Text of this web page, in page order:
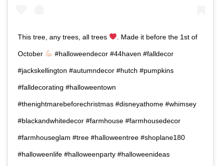
This tree, any trees, all trees . Made it before the 1st of
October #halloweendecor #44haven #falldecor
#jackskellington #autumndecor #hutch #pumpkins
#falldecorating #halloweentown
#thenightmarebeforechristmas #disneyathome #whimsey
#blackandwhitedecor #farmhouse #farmhousedecor
#farmhouseglam #tree #halloweentree #shoplane180
#halloweenlife #halloweenparty #halloweenideas